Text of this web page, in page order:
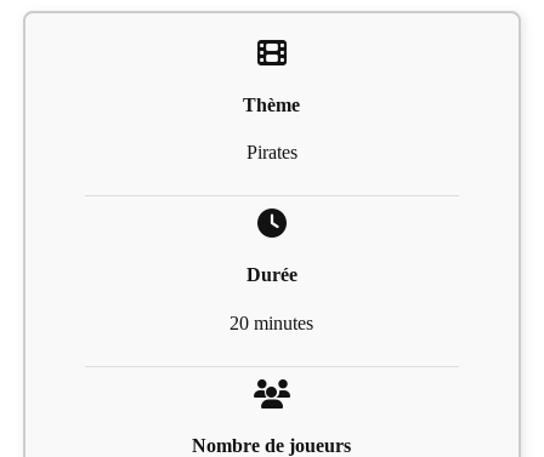
Thème
Pirates
Durée
20 minutes
Nombre de joueurs